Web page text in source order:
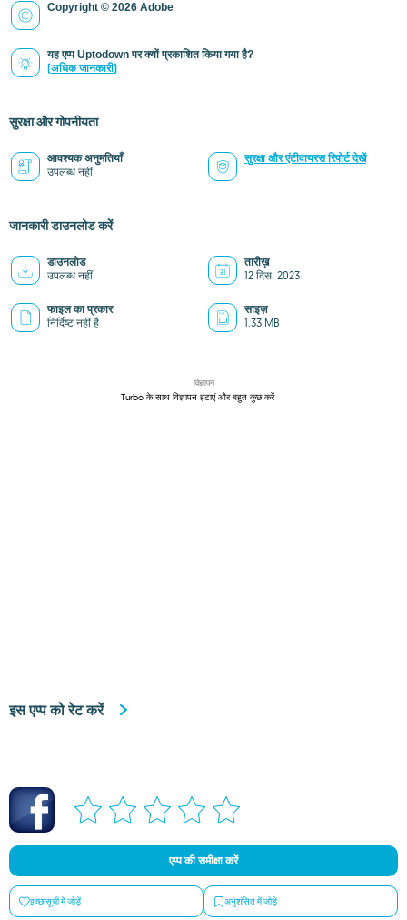
Copyright © 2026 Adobe
यह एप्प Uptodown पर क्यों प्रकाशित किया गया है?
(अधिक जानकारी)
सुरक्षा और गोपनीयता
आवश्यक अनुमतियाँ
उपलब्ध नहीं
सुरक्षा और एंटीवायरस रिपोर्ट देखें
जानकारी डाउनलोड करें
डाउनलोड
उपलब्ध नहीं
तारीख़
12 दिस. 2023
फाइल का प्रकार
निर्दिष्ट नहीं है
साइज़
1.33 MB
विज्ञापन
Turbo के साथ विज्ञापन हटाएं और बहुत कुछ करें
इस एप्प को रेट करें
एप्प की समीक्षा करें
इच्छासूची में जोड़ें अनुशंसित में जोड़े